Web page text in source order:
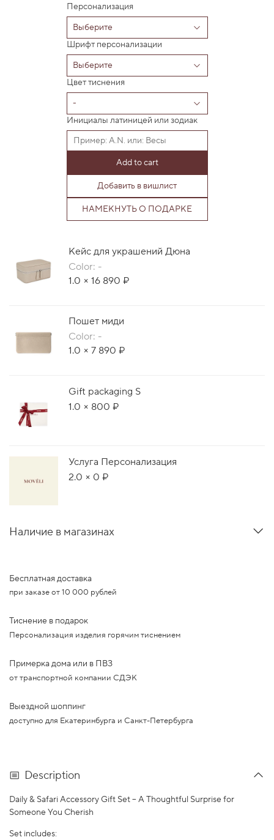
Персонализация
Шрифт персонализации
Цвет тиснения
Инициалы латиницей или зодиак
Add to cart
Добавить в вишлист
НАМЕКНУТЬ О ПОДАРКЕ
Кейс для украшений Дюна
Color: -
1.0 × 16 890 ₽
Пошет миди
Color: -
1.0 × 7 890 ₽
Gift packaging S
1.0 × 800 ₽
Услуга Персонализация
2.0 × 0 ₽
Наличие в магазинах
Бесплатная доставка
при заказе от 10 000 рублей
Тиснение в подарок
Персонализация изделия горячим тиснением
Примерка дома или в ПВЗ
от транспортной компании СДЭК
Выездной шоппинг
доступно для Екатеринбурга и Санкт-Петербурга
Description
Daily & Safari Accessory Gift Set – A Thoughtful Surprise for
Someone You Cherish
Set includes: